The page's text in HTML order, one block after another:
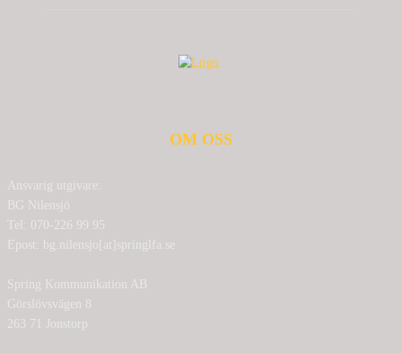
OM OSS
Ansvarig utgivare:
BG Nilensjö
Tel: 070-226 99 95
Epost: bg.nilensjo[at]springlfa.se
Spring Kommunikation AB
Görslövsvägen 8
263 71 Jonstorp